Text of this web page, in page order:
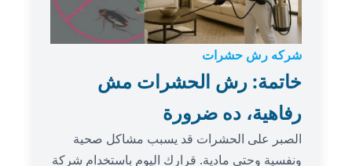
شركه رش حشرات
خاتمة: رش الحشرات مش
رفاهية، ده ضرورة
الصبر على الحشرات قد يسبب مشاكل صحية
ونفسية وحتى مادية. قرارك اليوم باستخدام شركة